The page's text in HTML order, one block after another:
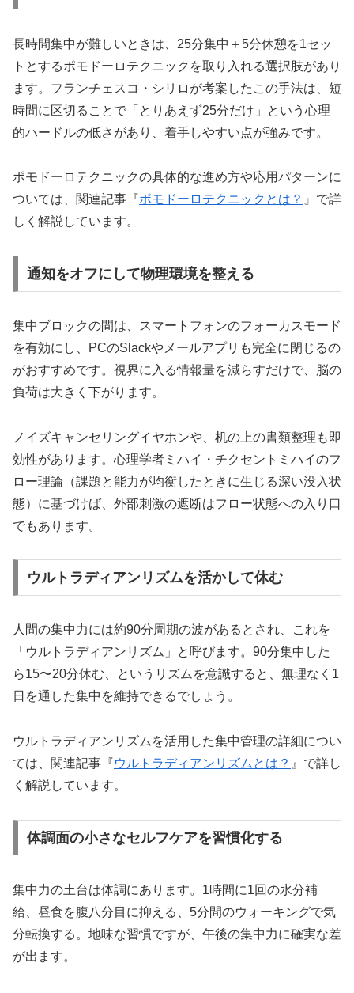
長時間集中が難しいときは、25分集中＋5分休憩を1セッ
トとするポモドーロテクニックを取り入れる選択肢があり
ます。フランチェスコ・シリロが考案したこの手法は、短
時間に区切ることで「とりあえず25分だけ」という心理
的ハードルの低さがあり、着手しやすい点が強みです。
ポモドーロテクニックの具体的な進め方や応用パターンに
ついては、関連記事『ポモドーロテクニックとは？ 』で詳
しく解説しています。
通知をオフにして物理環境を整える
集中ブロックの間は、スマートフォンのフォーカスモード
を有効にし、PCのSlackやメールアプリも完全に閉じるの
がおすすめです。視界に入る情報量を減らすだけで、脳の
負荷は大きく下がります。
ノイズキャンセリングイヤホンや、机の上の書類整理も即
効性があります。心理学者ミハイ・チクセントミハイのフ
ロー理論（課題と能力が均衡したときに生じる深い没入状
態）に基づけば、外部刺激の遮断はフロー状態への入り口
でもあります。
ウルトラディアンリズムを活かして休む
人間の集中力には約90分周期の波があるとされ、これを
「ウルトラディアンリズム」と呼びます。90分集中した
ら15〜20分休む、というリズムを意識すると、無理なく1
日を通した集中を維持できるでしょう。
ウルトラディアンリズムを活用した集中管理の詳細につい
ては、関連記事『ウルトラディアンリズムとは？ 』で詳し
く解説しています。
体調面の小さなセルフケアを習慣化する
集中力の土台は体調にあります。1時間に1回の水分補
給、昼食を腹八分目に抑える、5分間のウォーキングで気
分転換する。地味な習慣ですが、午後の集中力に確実な差
が出ます。